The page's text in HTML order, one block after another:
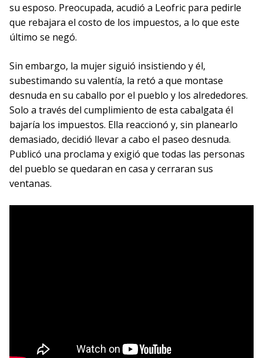
su esposo. Preocupada, acudió a Leofric para pedirle
que rebajara el costo de los impuestos, a lo que este
último se negó.
Sin embargo, la mujer siguió insistiendo y él,
subestimando su valentía, la retó a que montase
desnuda en su caballo por el pueblo y los alrededores.
Solo a través del cumplimiento de esta cabalgata él
bajaría los impuestos. Ella reaccionó y, sin planearlo
demasiado, decidió llevar a cabo el paseo desnuda.
Publicó una proclama y exigió que todas las personas
del pueblo se quedaran en casa y cerraran sus
ventanas.